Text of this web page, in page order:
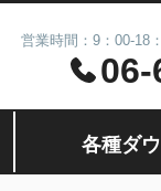
営業時間：9：00-18
06-
各種ダ